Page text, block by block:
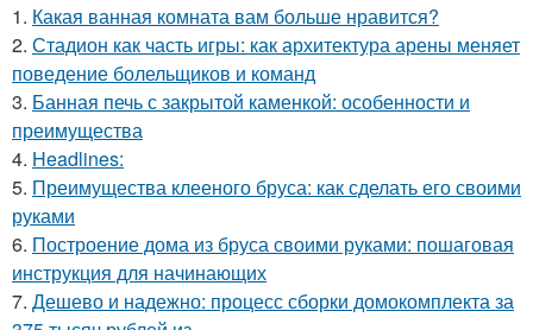
1. Какая ванная комната вам больше нравится?
2. Стадион как часть игры: как архитектура арены меняет
поведение болельщиков и команд
3. Банная печь с закрытой каменкой: особенности и
преимущества
4. Headlines:
5. Преимущества клееного бруса: как сделать его своими
руками
6. Построение дома из бруса своими руками: пошаговая
инструкция для начинающих
7. Дешево и надежно: процесс сборки домокомплекта за